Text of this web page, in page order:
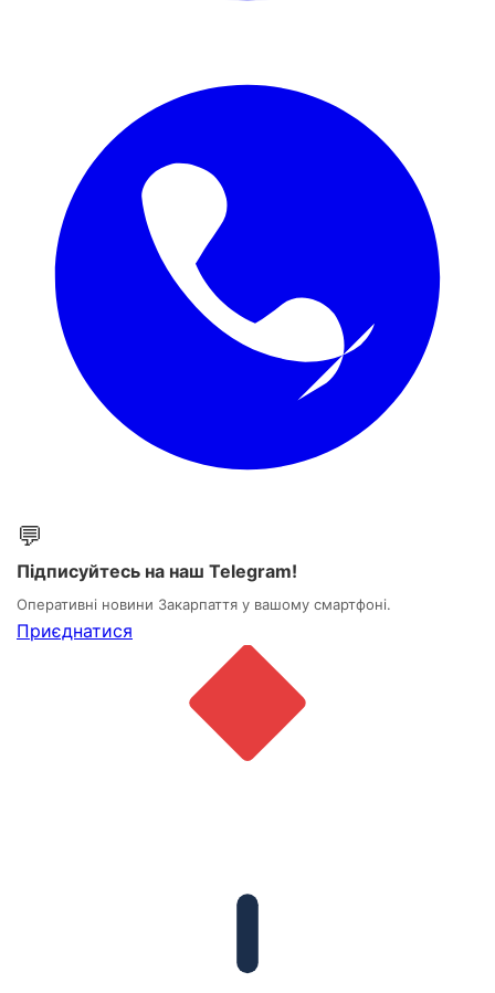
💬
Підписуйтесь на наш Telegram!
Оперативні новини Закарпаття у вашому смартфоні.
Приєднатися